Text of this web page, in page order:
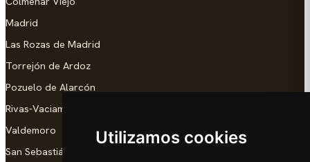
Utilizamos cookies
Madrid
Las Rozas de Madrid
Torrejón de Ardoz
Pozuelo de Alarcón
Rivas-Vaciamadrid
Valdemoro
San Sebastián de los Reyes